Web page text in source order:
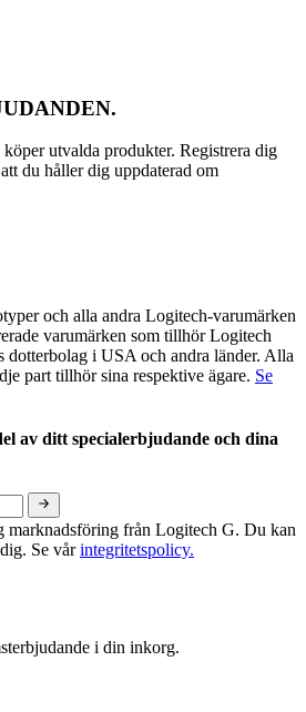
utvalda produkter. Registrera dig
du håller dig uppdaterad om
och alla andra Logitech-varumärken
varumärken som tillhör Logitech
dotterbolag i USA och andra länder. Alla
part tillhör sina respektive ägare. Se
av ditt specialerbjudande och dina
marknadsföring från Logitech G. Du kan
Se vårintegritetspolicy.
i din inkorg.